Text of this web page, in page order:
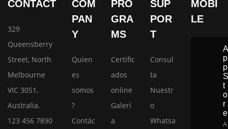
CONTACT
329
Queensberry
Street, North
Melbourne
VIC 3051,
Australia.
123 456 7890
COM
PAN
Y
Quien
es
somos
?
Contác
PRO
GRA
MS
Certific
ados
online
Galerí
a
SUP
POR
T
Consul
ta
Nuestr
o
Whatsa
MOBI
LE
p
p
t
o
r
e
A